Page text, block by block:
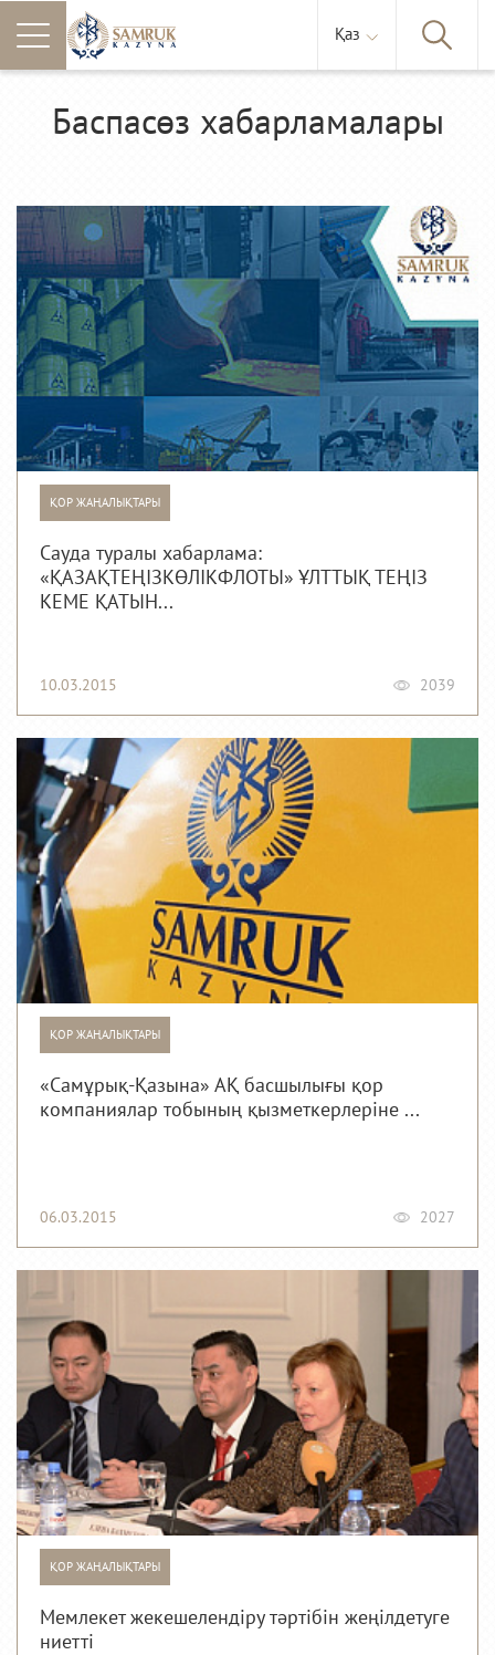
Қаз
Баспасөз хабарламалары
ҚОР ЖАҢАЛЫҚТАРЫ
Сауда туралы хабарлама:
«ҚАЗАҚТЕҢІЗКӨЛІКФЛОТЫ» ҰЛТТЫҚ ТЕҢІЗ
КЕМЕ ҚАТЫН...
10.03.2015 2039
ҚОР ЖАҢАЛЫҚТАРЫ
«Самұрық-Қазына» АҚ басшылығы қор
компаниялар тобының қызметкерлеріне ...
06.03.2015 2027
ҚОР ЖАҢАЛЫҚТАРЫ
Мемлекет жекешелендіру тәртібін жеңілдетуге
ниетті